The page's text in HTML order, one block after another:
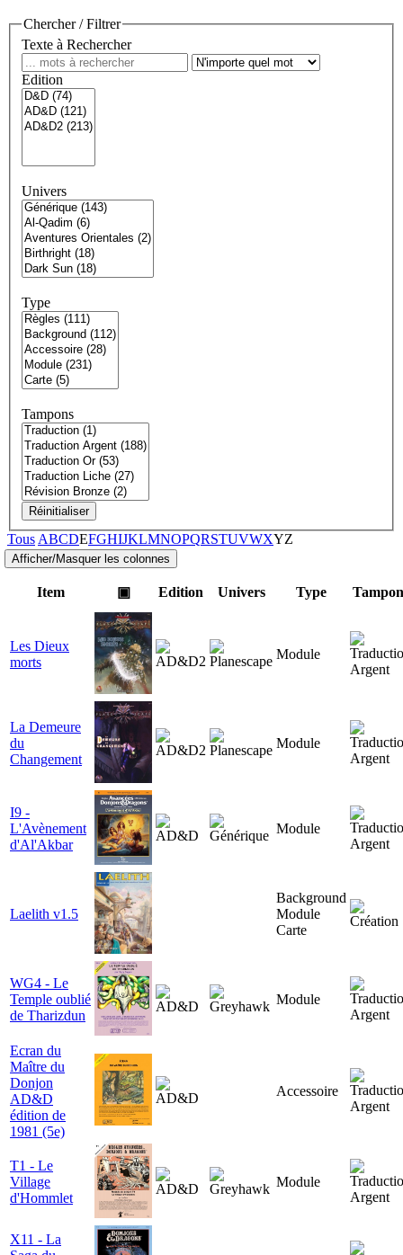
Chercher / Filtrer
Texte à Rechercher
Edition
Univers
Type
Tampons
Réinitialiser
Tous ABCDEFGHIJKLMNOPQRSTUVWXYZ
Item ▣ Edition Univers Type
Les Dieux
morts
Module
La Demeure
du
Changement
Module
I9 -
L'Avènement
d'Al'Akbar
Module
Laelith v1.5
Background
Module
Carte
WG4 - Le
Temple oublié
de Tharizdun
Module
Ecran du
Maître du
Donjon
AD&D
édition de
1981 (5e)
Accessoire
T1 - Le
Village
d'Hommlet
Module
X11 - La